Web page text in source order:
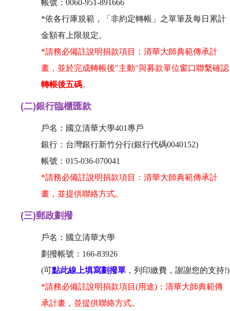
帳號：0060-951-891666
*依各行庫規範，「非約定轉帳」之單筆及每日累計
金額有上限規定。
*請務必備註說明捐款項目：清華大師典範傳承計
畫，並於完成轉帳後"主動"與募款單位窗口聯繫確認
轉帳後五碼。
(二)銀行臨櫃匯款
戶名：國立清華大學401專戶
銀行：台灣銀行新竹分行(銀行代碼0040152)
帳號：015-036-070041
*請務必備註說明捐款項目：清華大師典範傳承計
畫，並提供聯絡方式。
(三)郵政劃撥
戶名：國立清華大學
劃撥帳號：166-83926
(可點此線上填寫劃撥單 ，列印繳費，謝謝您的支持!)
*請務必備註說明捐款項目(用途)：清華大師典範傳
承計畫，並提供聯絡方式。